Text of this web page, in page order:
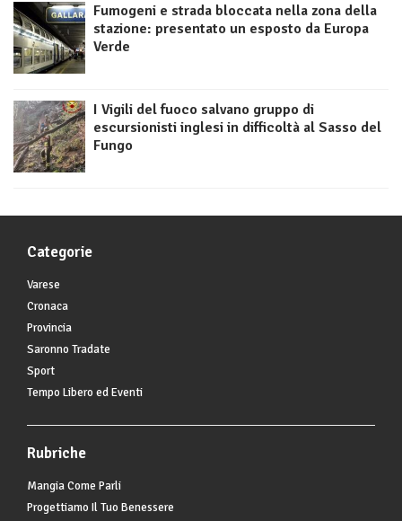
Fumogeni e strada bloccata nella zona della
stazione: presentato un esposto da Europa
Verde
I Vigili del fuoco salvano gruppo di
escursionisti inglesi in difficoltà al Sasso del
Fungo
Categorie
Varese
Cronaca
Provincia
Saronno Tradate
Sport
Tempo Libero ed Eventi
Rubriche
Mangia Come Parli
Progettiamo Il Tuo Benessere